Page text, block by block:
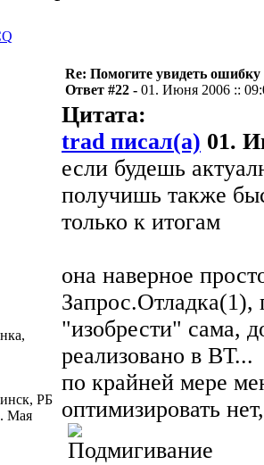
РБ
Мая
Re: Помогите увидеть ошибку
Ответ #22 - 01. Июня 2006 ::
Цитата:
trad писал(а) 01.
если будешь
получишь также
только к итогам
она наверное
Запрос.Отладка(1),
"изобрести" сама,
реализовано в ВТ...
по крайней мере
оптимизировать